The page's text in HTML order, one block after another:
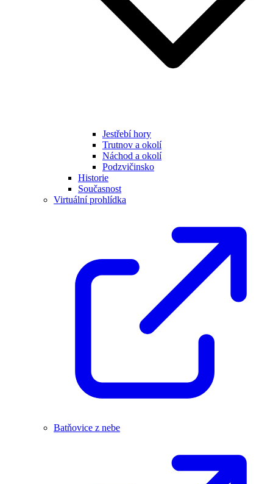
Jestřebí hory
Trutnov a okolí
Náchod a okolí
Podzvičinsko
Historie
Současnost
Virtuální prohlídka
Batňovice z nebe